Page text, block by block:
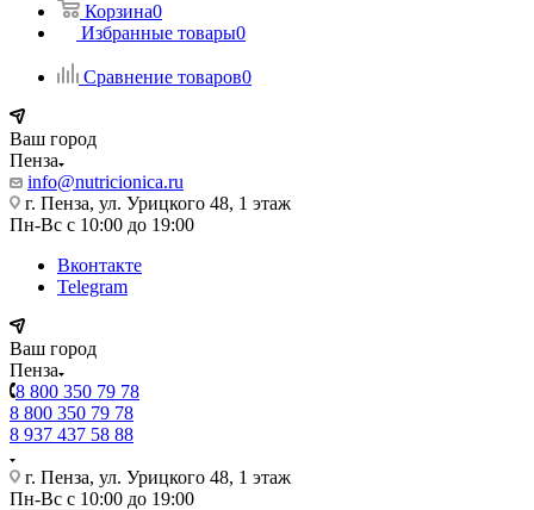
Корзина0
Избранные товары0
Сравнение товаров0
Ваш город
Пенза
info@nutricionica.ru
г. Пенза, ул. Урицкого 48, 1 этаж
Пн-Вс с 10:00 до 19:00
Вконтакте
Telegram
Ваш город
Пенза
8 800 350 79 78
8 800 350 79 78
8 937 437 58 88
г. Пенза, ул. Урицкого 48, 1 этаж
Пн-Вс с 10:00 до 19:00